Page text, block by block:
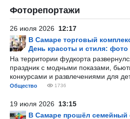
Фоторепортажи
26 июля 2026 12:17
В Самаре торговый
День красоты и стиля: фото
На территории фудкорта
праздник с модными показами,
конкурсами и развлечениями для
Общество 1736
19 июля 2026 13:15
В Самаре прошёл